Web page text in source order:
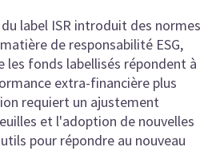
label ISR introduit des normes
de responsabilité ESG,
les fonds labellisés répondent à
extra-financière plus
requiert un ajustement
et l'adoption de nouvelles
pour répondre au nouveau